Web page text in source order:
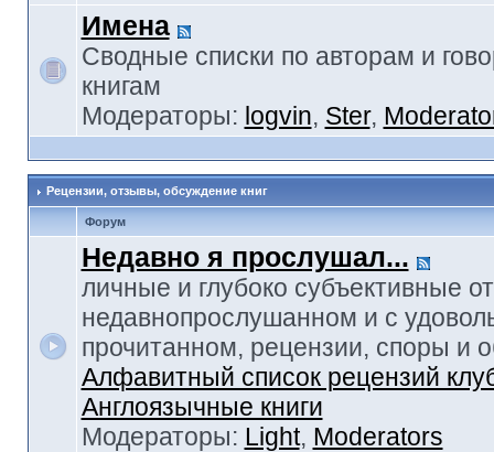
Имена
Сводные списки по авторам и
книгам
Модераторы: logvin, Ster,
Рецензии, отзывы, обсуждение книг
Форум
Недавно я прослушал...
личные и глубоко субъективные
недавнопрослушанном и с
прочитанном, рецензии, споры и
Алфавитный список рецензий
Англоязычные книги
Модераторы: Light, Moderators